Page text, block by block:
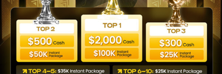
structure ធំកំពុង bullish ឬ bearish? Daily
chart អាចប្រើជាចំណុច reference ហើយ H4 ជួយ
confirm។ ប្រសិនបើ Daily មាន bullish structure
ហើយ H4 កំពុង pullback មក HL zone នោះអ្នក
អាចផ្តោតលើ buy setup ជាចម្បង។